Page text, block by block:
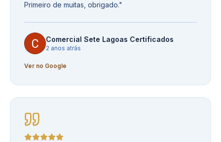
Primeiro de muitas, obrigado."
Comercial Sete Lagoas Certificados
2 anos atrás
Ver no Google